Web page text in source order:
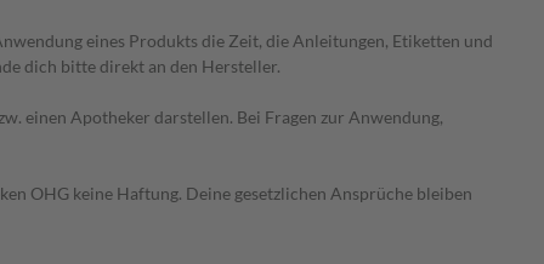
eines Produkts die Zeit, die Anleitungen, Etiketten und
dich bitte direkt an den Hersteller.
einen Apotheker darstellen. Bei Fragen zur Anwendung,
OHG keine Haftung. Deine gesetzlichen Ansprüche bleiben